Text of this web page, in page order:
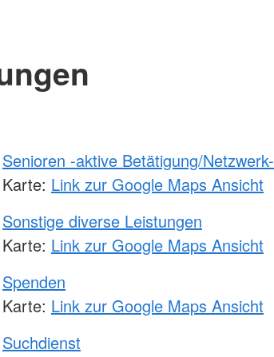
Senioren -aktive Betätigung/Netzwerk-
Karte: Link zur Google Maps Ansicht
Sonstige diverse Leistungen
Karte: Link zur Google Maps Ansicht
Spenden
Karte: Link zur Google Maps Ansicht
Suchdienst